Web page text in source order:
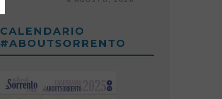
CALENDARIO
#ABOUTSORRENTO